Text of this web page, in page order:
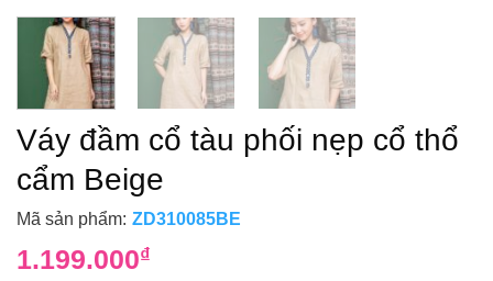
Váy đầm cổ tàu phối nẹp cổ thổ
cẩm Beige
Mã sản phẩm: ZD310085BE
1.199.000₫